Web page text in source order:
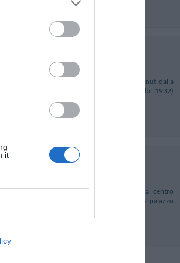
it
Trieste a pochi passi dall'Air Terminal e a 5 minuti dalla
la struttura ha accolto negli anni (dal 1932)
situato a Trieste, a 10 minuti a piedi dal centro
San Giusto, vicino alla Fiera Campionaria, al palazzo